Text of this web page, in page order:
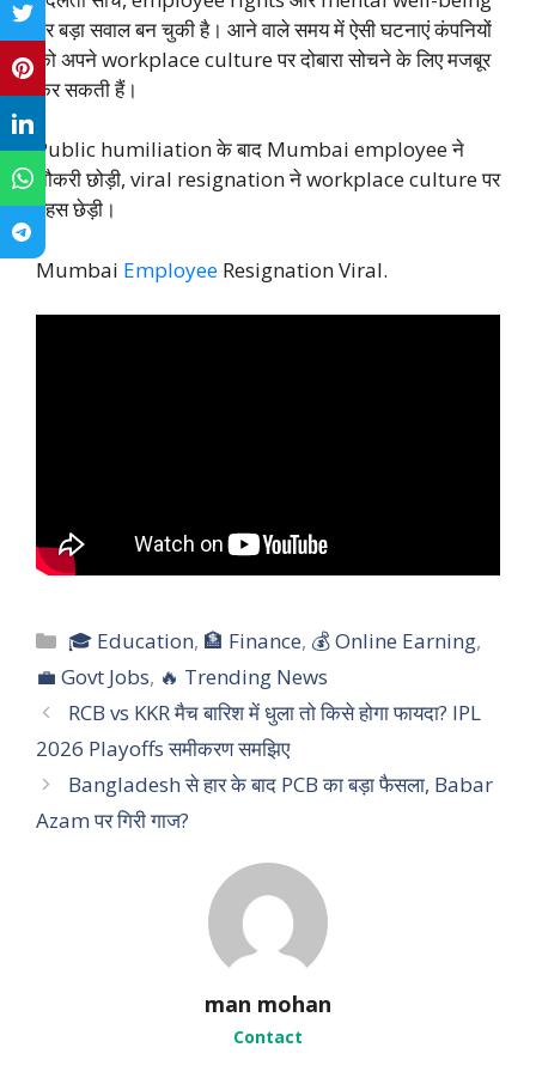
पर बड़ा सवाल बन चुकी है। आने वाले समय में ऐसी घटनाएं कंपनियों
को अपने workplace culture पर दोबारा सोचने के लिए मजबूर
कर सकती हैं।
Public humiliation के बाद Mumbai employee ने
नौकरी छोड़ी, viral resignation ने workplace culture पर
बहस छेड़ी।
Mumbai Employee Resignation Viral.
C
a
e
g
o
r
🎓 Education, 🏦 Finance, 💰 Online Earning,
💼 Govt Jobs, 🔥 Trending News
RCB vs KKR मैच बारिश में धुला तो किसे होगा फायदा? IPL
2026 Playoffs समीकरण समझिए
Bangladesh से हार के बाद PCB का बड़ा फैसला, Babar
Azam पर गिरी गाज?
man mohan
Contact